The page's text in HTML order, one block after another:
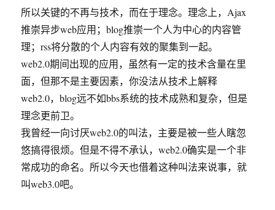
所以关键的不再与技术，而在于理念。理念上，Ajax
推崇异步web应用；blog推崇一个人为中心的内容管
理；rss将分散的个人内容有效的聚集到一起。
web2.0期间出现的应用，虽然有一定的技术含量在里
面，但那不是主要因素，你没法从技术上解释
web2.0，blog远不如bbs系统的技术成熟和复杂，但是
理念更前卫。
我曾经一向讨厌web2.0的叫法，主要是被一些人瞎忽
悠搞得很烦。但是不得不承认，web2.0确实是一个非
常成功的命名。所以今天也借着这种叫法来说事，就
叫web3.0吧。